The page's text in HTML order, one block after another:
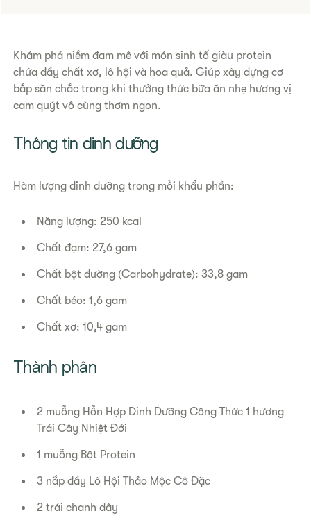
Khám phá niềm đam mê với món sinh tố giàu protein
chứa đầy chất xơ, lô hội và hoa quả. Giúp xây dựng cơ
bắp săn chắc trong khi thưởng thức bữa ăn nhẹ hương vị
cam quýt vô cùng thơm ngon.
Thông tin dinh dưỡng
Hàm lượng dinh dưỡng trong mỗi khẩu phần:
Năng lượng: 250 kcal
Chất đạm: 27,6 gam
Chất bột đường (Carbohydrate): 33,8 gam
Chất béo: 1,6 gam
Chất xơ: 10,4 gam
Thành phần
2 muỗng Hỗn Hợp Dinh Dưỡng Công Thức 1 hương
Trái Cây Nhiệt Đới
1 muỗng Bột Protein
3 nắp đầy Lô Hội Thảo Mộc Cô Đặc
2 trái chanh dây